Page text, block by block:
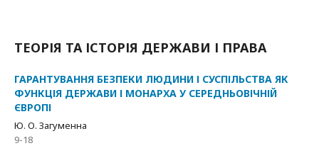
ТЕОРІЯ ТА ІСТОРІЯ ДЕРЖАВИ І ПРАВА
ГАРАНТУВАННЯ БЕЗПЕКИ ЛЮДИНИ І СУСПІЛЬСТВА ЯК
ФУНКЦІЯ ДЕРЖАВИ І МОНАРХА У СЕРЕДНЬОВІЧНІЙ
ЄВРОПІ
Ю. О. Загуменна
9-18